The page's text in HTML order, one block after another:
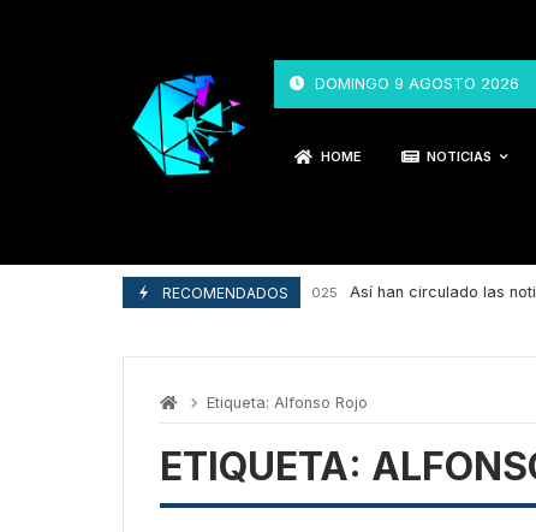
DOMINGO 9 AGOSTO 2026
HOME NOTICIAS
RECOMENDADOS
29/04/2025 Así han circulado las
Etiqueta: Alfonso Rojo
ETIQUETA: